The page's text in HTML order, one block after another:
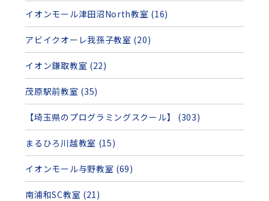
イオンモール津田沼North教室 (16)
アビイクオーレ我孫子教室 (20)
イオン鎌取教室 (22)
茂原駅前教室 (35)
【埼玉県のプログラミングスクール】 (303)
まるひろ川越教室 (15)
イオンモール与野教室 (69)
南浦和SC教室 (21)